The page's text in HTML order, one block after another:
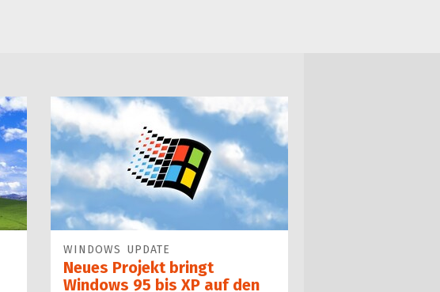
WINDOWS UPDATE
Neues Projekt bringt
Windows 95 bis XP auf den